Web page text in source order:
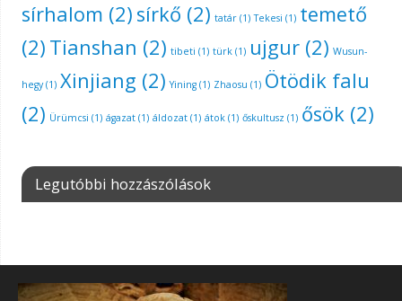
sírhalom (2) sírkő (2) tatár(1) Tekesi (1) temető
(2) Tianshan (2) tibeti (1) türk(1) ujgur(2) Wusun-
hegy(1) Xinjiang (2) Yining(1) Zhaosu (1) Ötödik falu
(2) Ürümcsi (1) ágazat(1) áldozat(1) átok(1) őskultusz (1) ősök(2)
Legutóbbi hozzászólások